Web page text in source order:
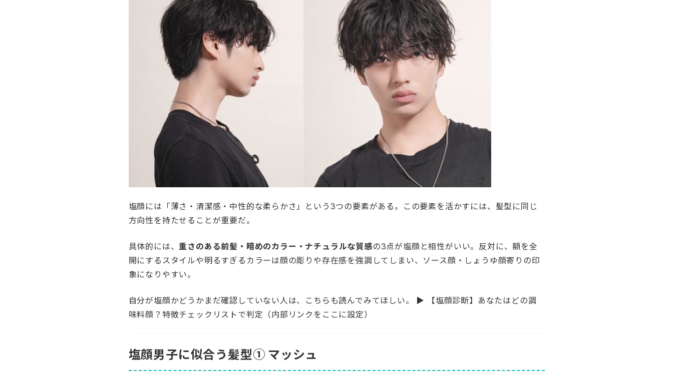
塩顔には「薄さ・清潔感・中性的な柔らかさ」という3つの要素がある。この要素を活かすには、髪型に同じ
方向性を持たせることが重要だ。
具体的には、重さのある前髪・暗めのカラー・ナチュラルな質感の3点が塩顔と相性がいい。反対に、額を全
開にするスタイルや明るすぎるカラーは顔の彫りや存在感を強調してしまい、ソース顔・しょうゆ顔寄りの印
象になりやすい。
自分が塩顔かどうかまだ確認していない人は、こちらも読んでみてほしい。 ▶ 【塩顔診断】あなたはどの調
味料顔？特徴チェックリストで判定（内部リンクをここに設定）
塩顔男子に似合う髪型① マッシュ